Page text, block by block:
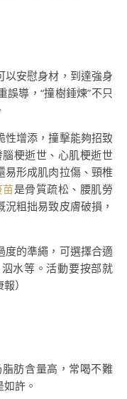
以安慰身材，到達強身
導，“撞樹錘煉”不只
性增添，撞擊能夠招致
腦梗逝世、心肌梗逝世
易形成肌肉拉傷、頸椎
是骨質疏松、腰肌勞
粗拙易致皮膚破損，
度的準繩，可選擇合適
水等。活動要按部就
）
肪含量高，常喝不難
許。